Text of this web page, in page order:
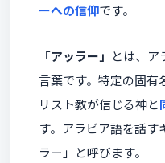
ーへの信仰です。
「アッラー」 とは、ア
言葉です。特定の固有
リスト教が信じる神と
す。アラビア語を話す
ラー」と呼びます。